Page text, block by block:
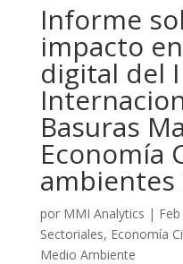
Informe
impacto
digital del
Basuras
Economía
por MMI Analytics |
Sectoriales, Economía
Medio Ambiente